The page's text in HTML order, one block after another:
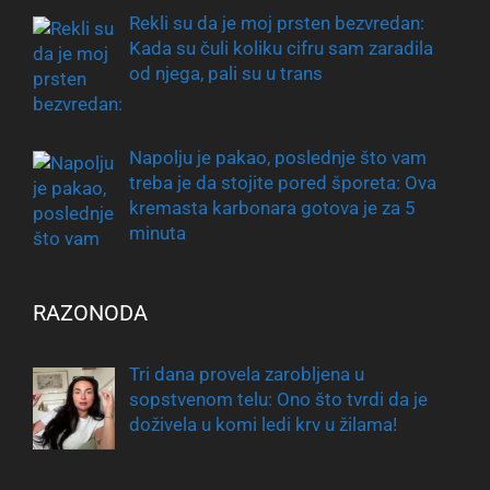
Rekli su da je moj prsten bezvredan:
Kada su čuli koliku cifru sam zaradila
od njega, pali su u trans
Napolju je pakao, poslednje što vam
treba je da stojite pored šporeta: Ova
kremasta karbonara gotova je za 5
minuta
RAZONODA
Tri dana provela zarobljena u
sopstvenom telu: Ono što tvrdi da je
doživela u komi ledi krv u žilama!